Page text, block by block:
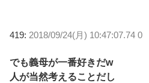
419: 2018/09/24(月) 10:47:07.74 0
でも義母が一番好きだw
人が当然考えることだし